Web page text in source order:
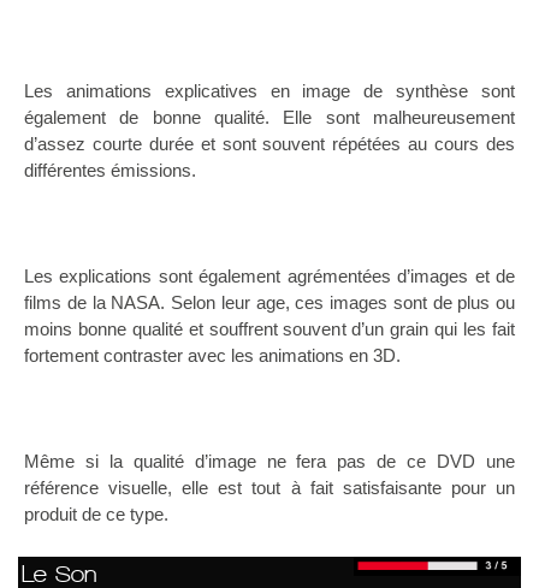
Les animations explicatives en image de synthèse sont
également de bonne qualité. Elle sont malheureusement
d’assez courte durée et sont souvent répétées au cours des
différentes émissions.
Les explications sont également agrémentées d’images et de
films de la NASA. Selon leur age, ces images sont de plus ou
moins bonne qualité et souffrent souvent d’un grain qui les fait
fortement contraster avec les animations en 3D.
Même si la qualité d’image ne fera pas de ce DVD une
référence visuelle, elle est tout à fait satisfaisante pour un
produit de ce type.
Le Son